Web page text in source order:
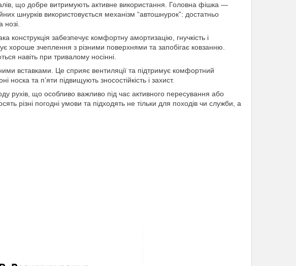
що добре витримують активне використання. Головна фішка —
шнурків використовується механізм “автошнурок”: достатньо
конструкція забезпечує комфортну амортизацію, гнучкість і
хороше зчеплення з різними поверхнями та запобігає ковзанню.
навіть при тривалому носінні.
вставками. Це сприяє вентиляції та підтримує комфортний
носка та п’яти підвищують зносостійкість і захист.
рухів, що особливо важливо під час активного пересування або
різні погодні умови та підходять не тільки для походів чи служби, а